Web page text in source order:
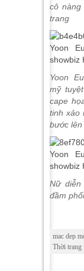
cô
trang
Yoon
mỹ
cape
tinh xảo
bước
Nữ
đầm
mac dep
Thời trang